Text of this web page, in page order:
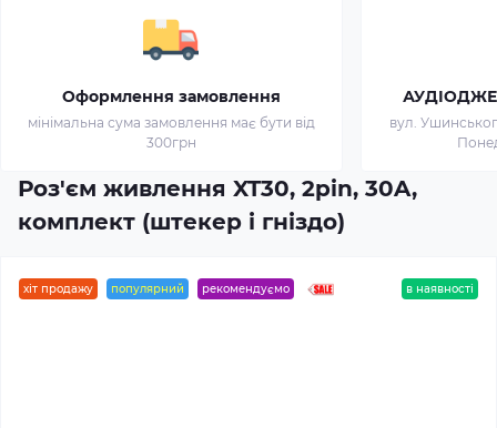
Оформлення замовлення
мінімальна сума замовлення має бути від
300грн
вул.
Роз'єм живлення XT30, 2pin, 30A,
комплект (штекер і гніздо)
хіт продажу популярний рекомендуємо в наявності